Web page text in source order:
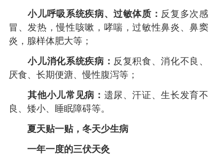
小儿呼吸系统疾病、过敏体质： 反复多次感
冒、发热，慢性咳嗽，哮喘，过敏性鼻炎、鼻窦
炎，腺样体肥大等；
小儿消化系统疾病： 反复积食、消化不良、
厌食、长期便溏、慢性腹泻等；
其他小儿常见病： 遗尿、汗证、生长发育不
良、矮小、睡眠障碍等。
夏天贴一贴，冬天少生病
一年一度的三伏天灸